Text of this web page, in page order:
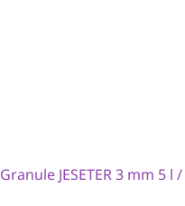
Granule JESETER 3 mm 5 l